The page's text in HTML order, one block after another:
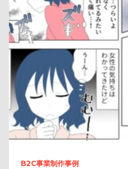
B2C事業制作事例